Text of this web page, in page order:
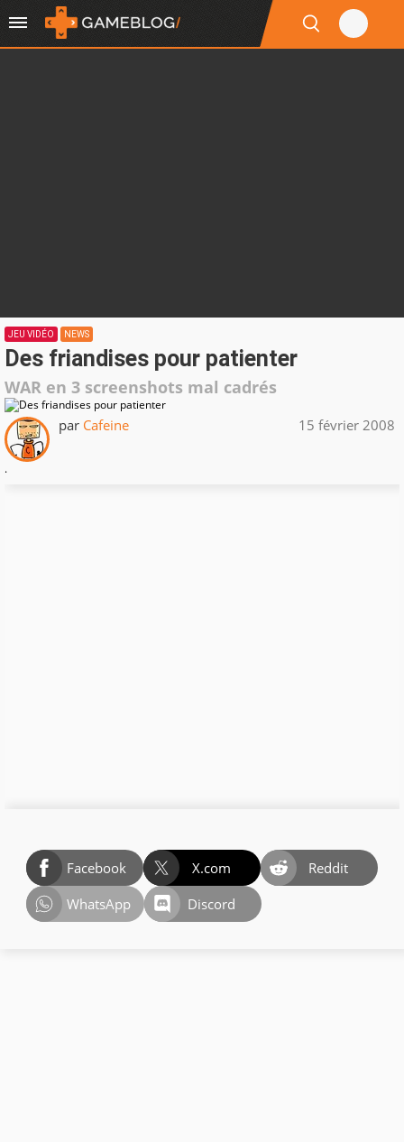
JEU VIDÉO NEWS
Des friandises pour patienter
WAR en 3 screenshots mal cadrés
par Cafeine 15 février 2008
.
Facebook X.com
Reddit
WhatsApp
Discord